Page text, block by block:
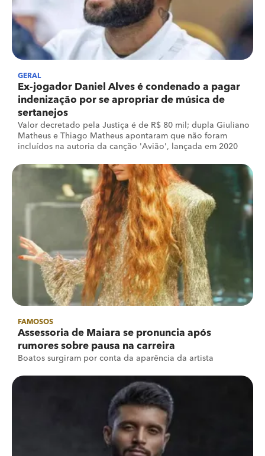
GERAL
Ex-jogador Daniel Alves é condenado a pagar
indenização por se apropriar de música de
sertanejos
Valor decretado pela Justiça é de R$ 80 mil; dupla Giuliano
Matheus e Thiago Matheus apontaram que não foram
incluídos na autoria da canção 'Avião', lançada em 2020
FAMOSOS
Assessoria de Maiara se pronuncia após
rumores sobre pausa na carreira
Boatos surgiram por conta da aparência da artista